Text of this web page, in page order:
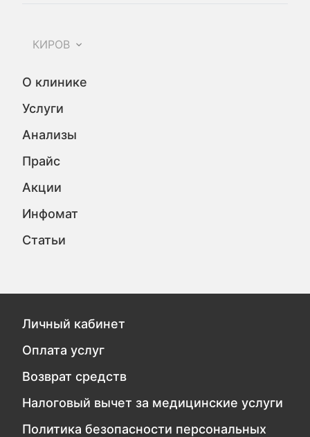
КИРОВ
О клинике
Услуги
Анализы
Прайс
Акции
Инфомат
Статьи
Личный кабинет
Оплата услуг
Возврат средств
Налоговый вычет за медицинские услуги
Политика безопасности персональных